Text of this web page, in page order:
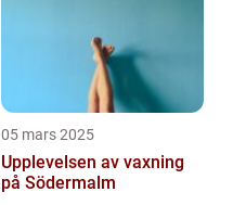
05 mars 2025
Upplevelsen av vaxning
på Södermalm